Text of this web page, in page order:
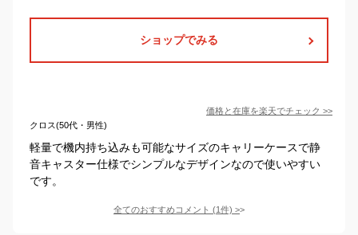
ショップでみる
価格と在庫を楽天でチェック >>
クロス(50代・男性)
軽量で機内持ち込みも可能なサイズのキャリーケースで静
音キャスター仕様でシンプルなデザインなので使いやすい
です。
全てのおすすめコメント (1件) >